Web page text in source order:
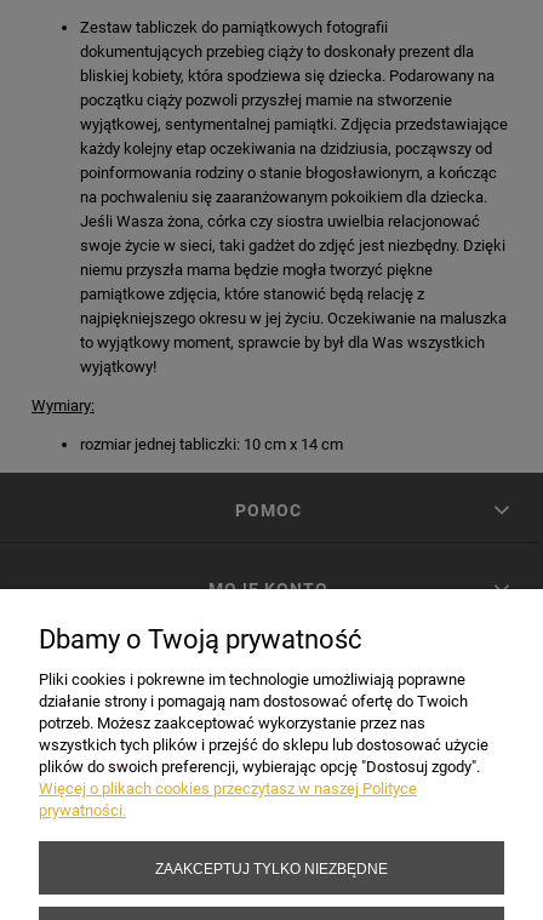
Zestaw tabliczek do pamiątkowych fotografii
dokumentujących przebieg ciąży to doskonały prezent dla
bliskiej kobiety, która spodziewa się dziecka. Podarowany na
początku ciąży pozwoli przyszłej mamie na stworzenie
wyjątkowej, sentymentalnej pamiątki. Zdjęcia przedstawiające
każdy kolejny etap oczekiwania na dzidziusia, począwszy od
poinformowania rodziny o stanie błogosławionym, a kończąc
na pochwaleniu się zaaranżowanym pokoikiem dla dziecka.
Jeśli Wasza żona, córka czy siostra uwielbia relacjonować
swoje życie w sieci, taki gadżet do zdjęć jest niezbędny. Dzięki
niemu przyszła mama będzie mogła tworzyć piękne
pamiątkowe zdjęcia, które stanowić będą relację z
najpiękniejszego okresu w jej życiu. Oczekiwanie na maluszka
to wyjątkowy moment, sprawcie by był dla Was wszystkich
wyjątkowy!
Wymiary:
rozmiar jednej tabliczki: 10 cm x 14 cm
POMOC
MOJE KONTO
INFORMACJE
Copyright 2017-2026 Sakramento.pl
Dbamy o Twoją prywatność
Pliki cookies i pokrewne im technologie umożliwiają poprawne
działanie strony i pomagają nam dostosować ofertę do Twoich
potrzeb. Możesz zaakceptować wykorzystanie przez nas
wszystkich tych plików i przejść do sklepu lub dostosować użycie
plików do swoich preferencji, wybierając opcję "Dostosuj zgody".
Więcej o plikach cookies przeczytasz w naszej Polityce
prywatności.
ZAAKCEPTUJ TYLKO NIEZBĘDNE